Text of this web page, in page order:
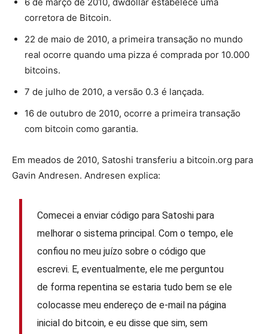
corretora de Bitcoin.
22 de maio de 2010, a primeira transação no mundo
real ocorre quando uma pizza é comprada por 10.000
bitcoins.
7 de julho de 2010, a versão 0.3 é lançada.
16 de outubro de 2010, ocorre a primeira transação
com bitcoin como garantia.
Em meados de 2010, Satoshi transferiu a bitcoin.org para
Gavin Andresen. Andresen explica:
Comecei a enviar código para Satoshi para
melhorar o sistema principal. Com o tempo, ele
confiou no meu juízo sobre o código que
escrevi. E, eventualmente, ele me perguntou
de forma repentina se estaria tudo bem se ele
colocasse meu endereço de e-mail na página
inicial do bitcoin, e eu disse que sim, sem